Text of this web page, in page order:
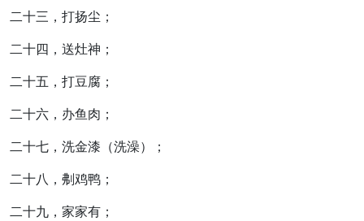
二十三，打扬尘；
二十四，送灶神；
二十五，打豆腐；
二十六，办鱼肉；
二十七，洗金漆（洗澡）；
二十八，刜鸡鸭；
二十九，家家有；